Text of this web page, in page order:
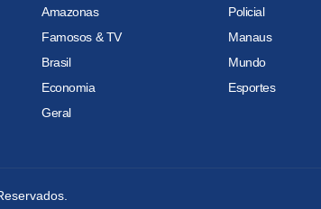
Amazonas
Policial
Famosos & TV
Manaus
Brasil
Mundo
Economia
Esportes
Geral